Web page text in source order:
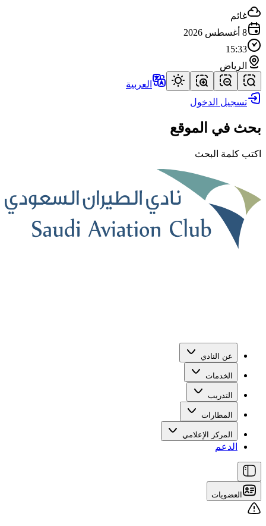
غائم
8 أغسطس 2026
15:33
الرياض
العربية
تسجيل الدخول
بحث في الموقع
اكتب كلمة البحث
عن النادي
الخدمات
التدريب
المطارات
المركز الإعلامي
الدعم
العضويات